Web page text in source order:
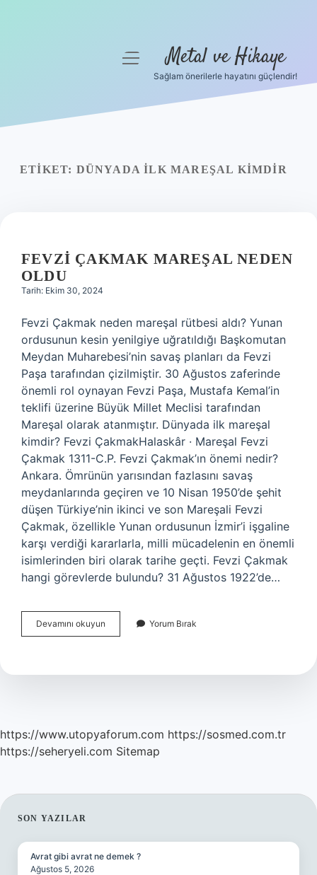
Yasal Uyarı
menüyüMetal ve Hikaye
Sağlam önerilerle hayatını güçlendir!
ETIKET: DÜNYADA ILK MAREŞAL KIMDIR
FEVZI ÇAKMAK MAREŞAL NEDEN
OLDU
Tarih: Ekim 30, 2024
Fevzi Çakmak neden mareşal rütbesi aldı? Yunan
ordusunun kesin yenilgiye uğratıldığı Başkomutan
Meydan Muharebesi’nin savaş planları da Fevzi
Paşa tarafından çizilmiştir. 30 Ağustos zaferinde
önemli rol oynayan Fevzi Paşa, Mustafa Kemal’in
teklifi üzerine Büyük Millet Meclisi tarafından
Mareşal olarak atanmıştır. Dünyada ilk mareşal
kimdir? Fevzi ÇakmakHalaskâr · Mareşal Fevzi
Çakmak 1311-C.P. Fevzi Çakmak’ın önemi nedir?
Ankara. Ömrünün yarısından fazlasını savaş
meydanlarında geçiren ve 10 Nisan 1950’de şehit
düşen Türkiye’nin ikinci ve son Mareşali Fevzi
Çakmak, özellikle Yunan ordusunun İzmir’i işgaline
karşı verdiği kararlarla, milli mücadelenin en önemli
isimlerinden biri olarak tarihe geçti. Fevzi Çakmak
hangi görevlerde bulundu? 31 Ağustos 1922’de…
Devamını okuyun
Çakmak
Oldu
Yorum Bırak
https://www.utopyaforum.com https://sosmed.com.tr
https://seheryeli.com Sitemap
SIDEBAR
SON YAZILAR
Avrat gibi avrat ne demek ?
Ağustos 5, 2026